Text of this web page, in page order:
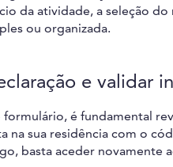
da atividade, a seleção
ou organizada.
e validar
é fundamental
na sua residência com o
basta aceder novamente